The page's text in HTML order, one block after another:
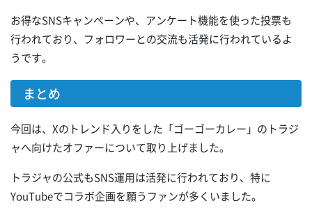
お得なSNSキャンペーンや、アンケート機能を使った投票も
行われており、フォロワーとの交流も活発に行われているよ
うです。
まとめ
今回は、Xのトレンド入りをした「ゴーゴーカレー」のトラジ
ャへ向けたオファーについて取り上げました。
トラジャの公式もSNS運用は活発に行われており、特に
YouTubeでコラボ企画を願うファンが多くいました。